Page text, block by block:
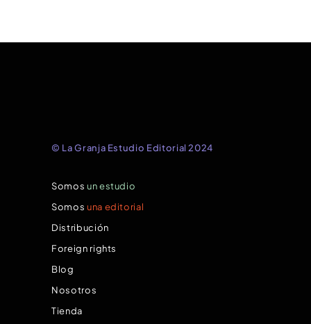
© La Granja Estudio Editorial 2024
Somos un estudio
Somos una editorial
Distribución
Foreign rights
Blog
Nosotros
Tienda